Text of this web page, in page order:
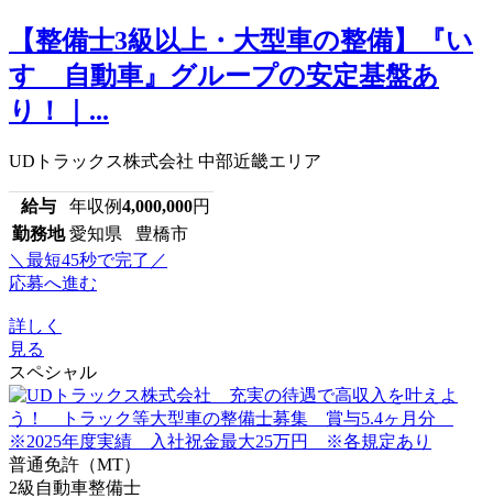
【整備士3級以上・大型車の整備】『い
すゞ自動車』グループの安定基盤あ
り！｜...
UDトラックス株式会社 中部近畿エリア
給与 年収例4,000,000円
勤務地 愛知県 豊橋市
＼最短45秒で完了／
応募へ進む
詳しく
見る
スペシャル
普通免許（MT）
2級自動車整備士